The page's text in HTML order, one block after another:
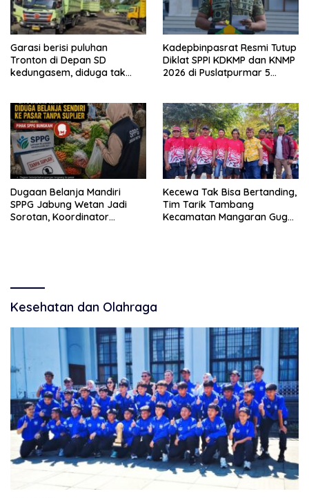
Garasi berisi puluhan
Tronton di Depan SD
kedungasem, diduga tak
Kadepbinpasrat Resmi Tutup
Diklat SPPI KDKMP dan KNMP
2026 di Puslatpurmar 5
Dugaan Belanja Mandiri
SPPG Jabung Wetan Jadi
Sorotan, Koordinator
Kecewa Tak Bisa Bertanding,
Tim Tarik Tambang
Kecamatan Mangaran Gugur
Kesehatan dan Olahraga